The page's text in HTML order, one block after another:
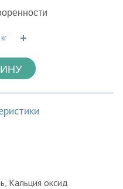
кг
Кальция оксид